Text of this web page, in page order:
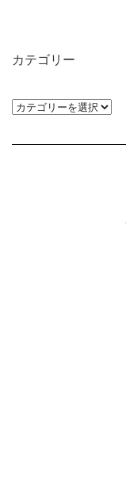
ブ
カテゴリー
カ
ゴ